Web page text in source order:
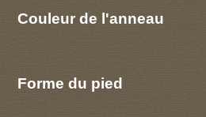
Couleur de l'anneau
Forme du pied